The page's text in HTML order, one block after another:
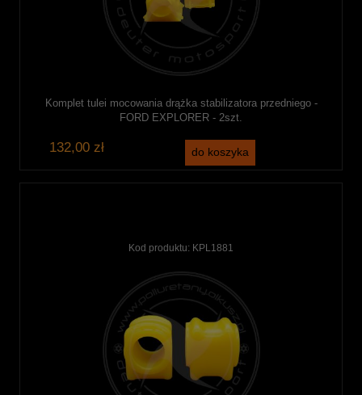
Komplet tulei mocowania drążka stabilizatora przedniego -
FORD EXPLORER - 2szt.
132,00 zł do koszyka
Kod produktu: KPL1881